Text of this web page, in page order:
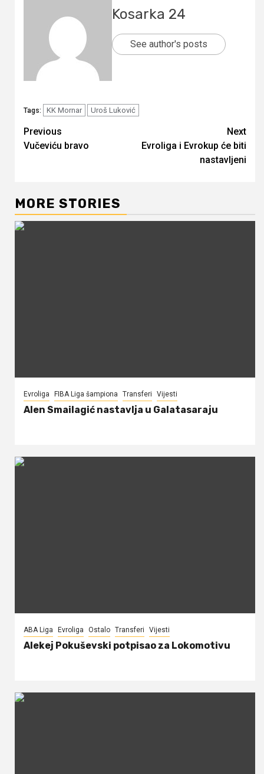
Kosarka 24
See author's posts
Tags: KK Mornar Uroš Luković
Continue
Reading
Previous
Vučeviću bravo
Next
Evroliga i Evrokup će biti
nastavljeni
MORE STORIES
Evroliga FIBA Liga šampiona Transferi Vijesti
Alen Smailagić nastavlja u Galatasaraju
ABA Liga Evroliga Ostalo Transferi Vijesti
Alekej Pokuševski potpisao za Lokomotivu